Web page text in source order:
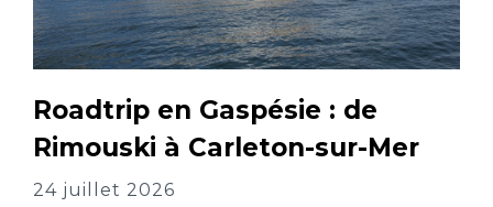
Roadtrip en Gaspésie : de
Rimouski à Carleton-sur-Mer
24 juillet 2026